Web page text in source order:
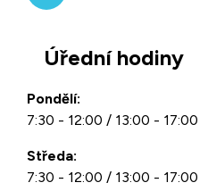
Úřední hodiny
Pondělí:
7:30 - 12:00 / 13:00 - 17:00
Středa:
7:30 - 12:00 / 13:00 - 17:00